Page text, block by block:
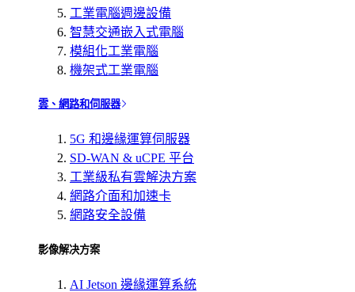
工業電腦週邊設備
智慧交通嵌入式電腦
模組化工業電腦
機架式工業電腦
雲、網路和伺服器
5G 和邊緣運算伺服器
SD-WAN & uCPE 平台
工業級私有雲解決方案
網路介面和加速卡
網路安全設備
影像解决方案
AI Jetson 邊緣運算系統